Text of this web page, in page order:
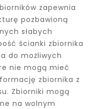
zapewnia
pozbawioną
słabych
ścianki zbiornika
do możliwych
nie mogą mieć
zbiornika z
Zbiorniki mogą
na wolnym